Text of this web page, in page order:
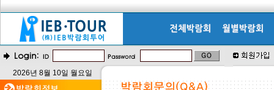
2026년 8월 10일 월요일